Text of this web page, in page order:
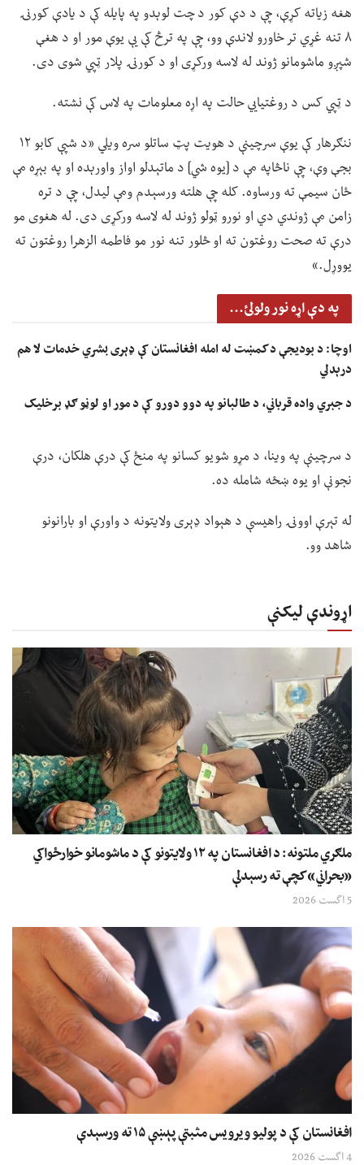
هغه زیاته کړې، چې د دې کور د چت لوېدو په پایله کې د یادې کورنۍ
۸ تنه غړي تر خاورو لاندې وو، چې په ترڅ کې یې یوې مور او د هغې
شپږو ماشومانو ژوند له لاسه ورکړی او د کورنۍ پلار ټپي شوی دی.
د ټپي کس د روغتیايي حالت په اړه معلومات په لاس کې نشته.
ننګرهار کې یوې سرچینې د هویت پټ ساتلو سره ویلي «د شپې کابو ۱۲
بجې وې، چې ناڅاپه مې د [یوه شي] د ماتېدلو اواز واورېده او په بېړه مې
ځان سیمې ته ورساوه. کله چې هلته ورسېدم ومې لیدل، چې د تره
زامن مې ژوندي دي او نورو ټولو ژوند له لاسه ورکړی دی. له هغوی مو
درې ته صحت روغتون ته او څلور تنه نور مو فاطمه الزهرا روغتون ته
یووړل.»
په دې اړه نور ولولئ...
اوچا: د بودیجې د کمښت له امله افغانستان کې ډېری بشري خدمات لا هم
درېدلي
د جبري واده قرباني، د طالبانو په دوو دورو کې د مور او لوڼو ګډ برخلیک
د سرچینې په وینا، د مړو شویو کسانو په منځ کې درې هلکان، درې
نجونې او یوه ښځه شامله ده.
له تېرې اوونۍ راهیسې د هېواد ډېری ولایتونه د واورې او بارانونو
شاهد وو.
اړوندې لیکنې
ملګري ملتونه: د افغانستان په ۱۲ ولایتونو کې د ماشومانو خوارځواکي
«بحراني» کچې ته رسېدلې
5 اگست 2026
افغانستان کې د پولیو ویرویس مثبتې پېښې ۱۵ ته ورسېدې
4 اگست 2026